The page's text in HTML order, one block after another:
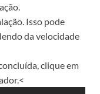
Isso pode
da velocidade
clique em